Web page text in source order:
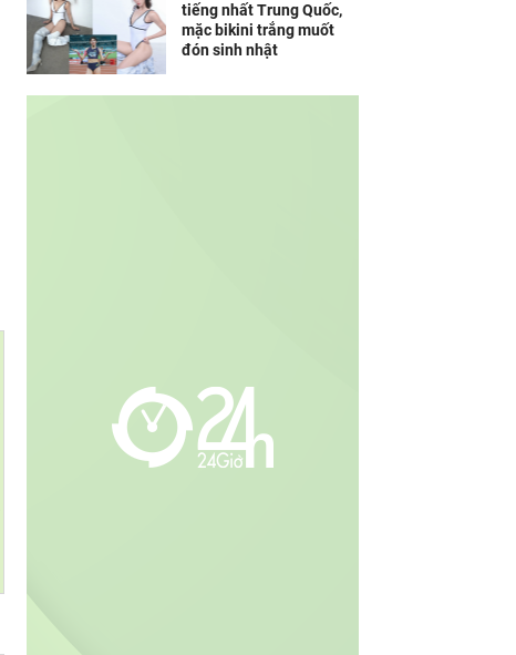
tiếng nhất Trung Quốc,
mặc bikini trắng muốt
đón sinh nhật